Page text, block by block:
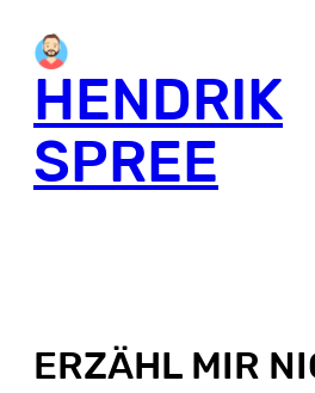
HENDRIK
SPREE
ERZÄHL MIR